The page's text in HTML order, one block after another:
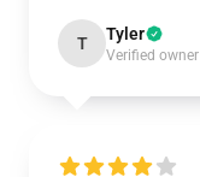
T Tyler
Verified owner